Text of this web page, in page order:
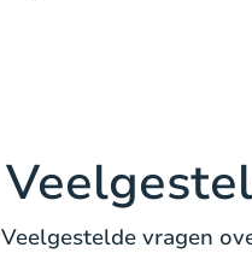
Veelgestelde vragen